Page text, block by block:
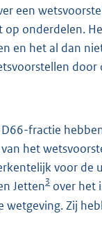
een
op onderdelen.
en het al dan
door
fractie
het
voor de
Jetten3 over het
wetgeving. Zij